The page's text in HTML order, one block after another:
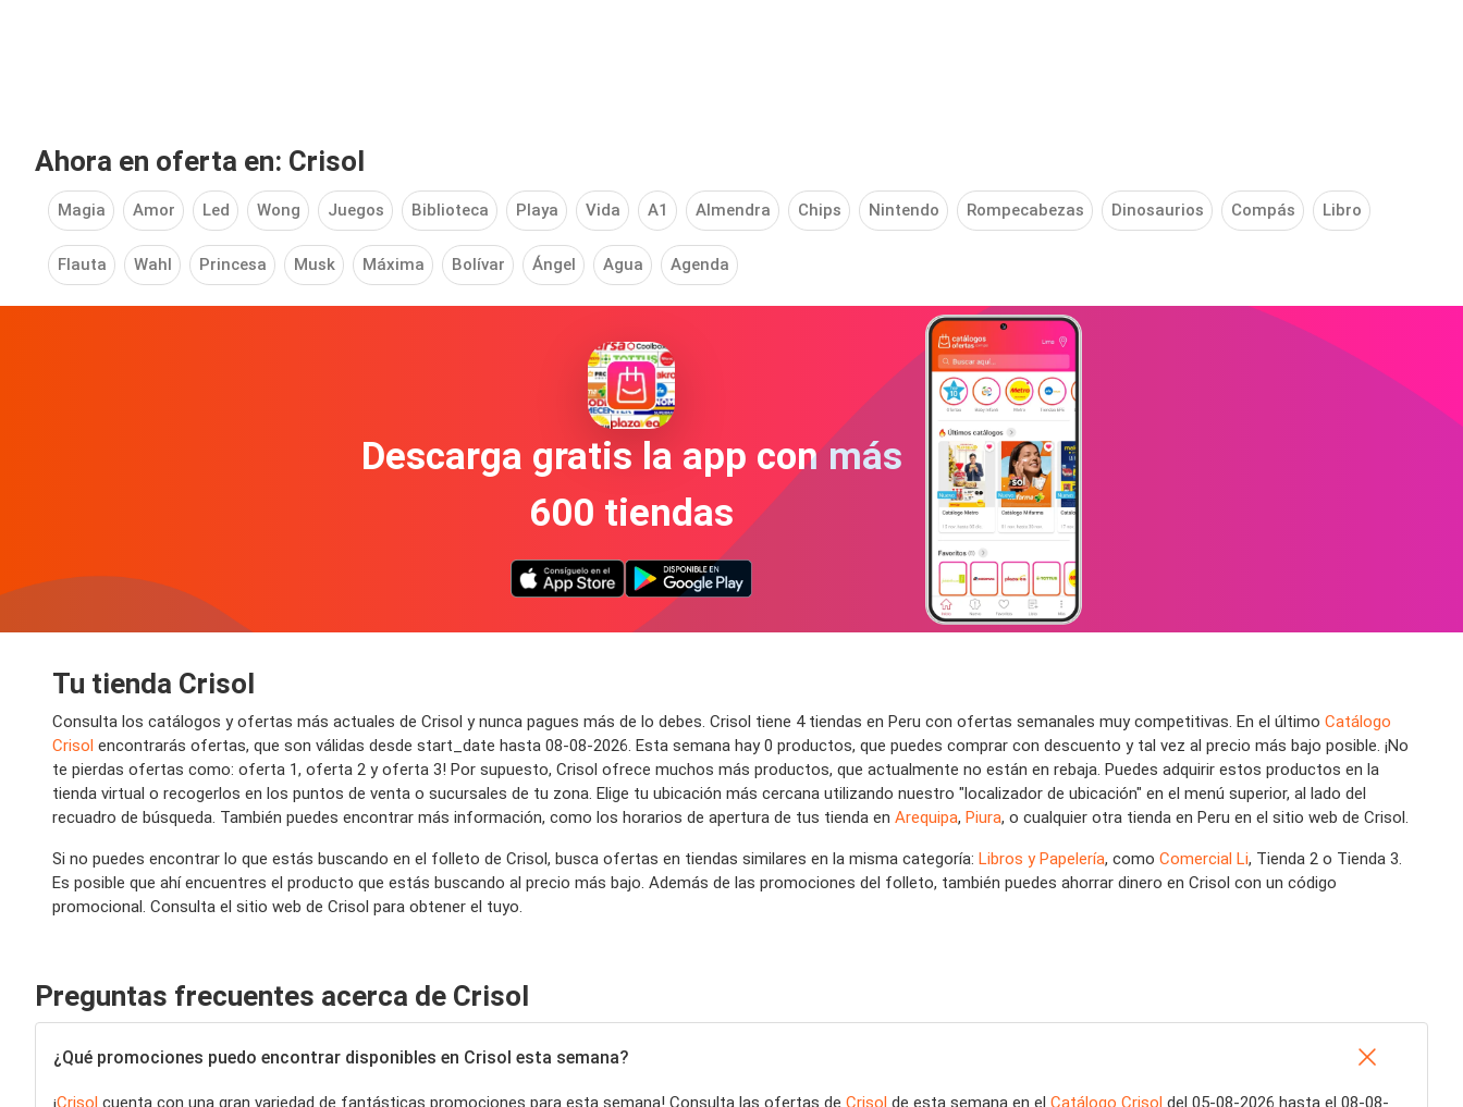
Ahora en oferta en: Crisol
Magia Amor Led Wong Juegos Biblioteca Playa Vida A1 Almendra Chips Nintendo Rompecabezas Dinosaurios Compás Libro
Flauta Wahl Princesa Musk Máxima Bolívar Ángel Agua Agenda
Descarga gratis la app con más
600 tiendas
Tu tienda Crisol
Consulta los catálogos y ofertas más actuales de Crisol y nunca pagues más de lo debes. Crisol tiene 4 tiendas en Peru con ofertas semanales muy competitivas. En el último Catálogo
Crisol encontrarás ofertas, que son válidas desde start_date hasta 08-08-2026. Esta semana hay 0 productos, que puedes comprar con descuento y tal vez al precio más bajo posible. ¡No
te pierdas ofertas como: oferta 1, oferta 2 y oferta 3! Por supuesto, Crisol ofrece muchos más productos, que actualmente no están en rebaja. Puedes adquirir estos productos en la
tienda virtual o recogerlos en los puntos de venta o sucursales de tu zona. Elige tu ubicación más cercana utilizando nuestro "localizador de ubicación" en el menú superior, al lado del
recuadro de búsqueda. También puedes encontrar más información, como los horarios de apertura de tus tienda en Arequipa, Piura, o cualquier otra tienda en Peru en el sitio web de Crisol.
Si no puedes encontrar lo que estás buscando en el folleto de Crisol, busca ofertas en tiendas similares en la misma categoría: Libros y Papelería, como Comercial Li, Tienda 2 o Tienda 3.
Es posible que ahí encuentres el producto que estás buscando al precio más bajo. Además de las promociones del folleto, también puedes ahorrar dinero en Crisol con un código
promocional. Consulta el sitio web de Crisol para obtener el tuyo.
Preguntas frecuentes acerca de Crisol
¿Qué promociones puedo encontrar disponibles en Crisol esta semana?
¡Crisol cuenta con una gran variedad de fantásticas promociones para esta semana! Consulta las ofertas de Crisol de esta semana en el Catálogo Crisol del 05-08-2026 hasta el 08-08-